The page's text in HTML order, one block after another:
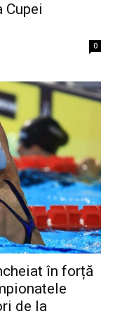
Cupei
0
în forță
de la